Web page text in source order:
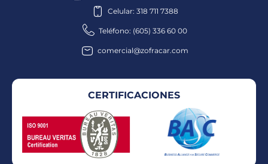
Celular: 318 711 7388
Teléfono: (605) 336 60 00
comercial@zofracar.com
CERTIFICACIONES